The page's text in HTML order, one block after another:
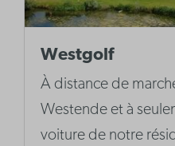
Westgolf
À distance de
Westende et à
voiture de notre